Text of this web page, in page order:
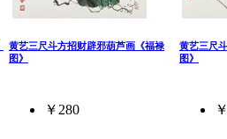
黄艺三尺斗方招财辟邪葫芦画《福禄
图》
￥280
黄艺三尺
图》